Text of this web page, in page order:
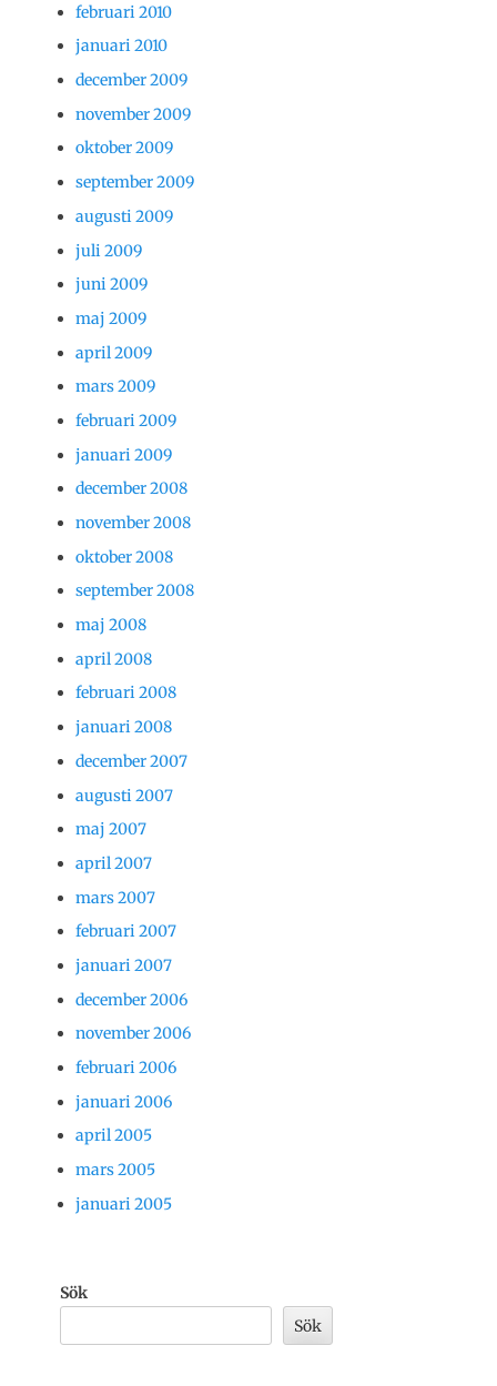
februari 2010
januari 2010
december 2009
november 2009
oktober 2009
september 2009
augusti 2009
juli 2009
juni 2009
maj 2009
april 2009
mars 2009
februari 2009
januari 2009
december 2008
november 2008
oktober 2008
september 2008
maj 2008
april 2008
februari 2008
januari 2008
december 2007
augusti 2007
maj 2007
april 2007
mars 2007
februari 2007
januari 2007
december 2006
november 2006
februari 2006
januari 2006
april 2005
mars 2005
januari 2005
Sök
Sök